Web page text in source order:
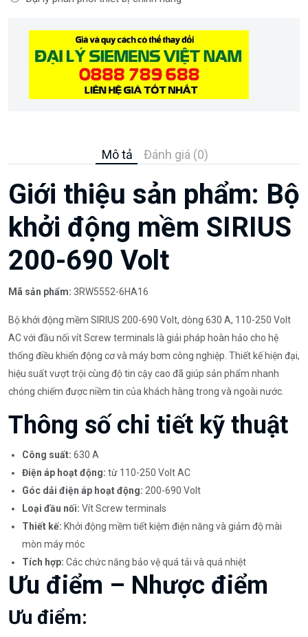
Mô tả Đánh giá (0)
Giới thiệu sản phẩm: Bộ
khởi động mềm SIRIUS
200-690 Volt
Mã sản phẩm: 3RW5552-6HA16
Bộ khởi động mềm SIRIUS 200-690 Volt, dòng 630 A, 110-250 Volt
AC với đầu nối vít Screw terminals là giải pháp hoàn hảo cho hệ
thống điều khiển động cơ và máy bơm công nghiệp. Thiết kế hiện đại,
hiệu suất vượt trội cùng độ tin cậy cao đã giúp sản phẩm nhanh
chóng chiếm được niềm tin của khách hàng trong và ngoài nước.
Thông số chi tiết kỹ thuật
Công suất: 630 A
Điện áp hoạt động: từ 110-250 Volt AC
Góc dải điện áp hoạt động: 200-690 Volt
Loại đầu nối: Vít Screw terminals
Thiết kế: Khởi động mềm tiết kiệm điện năng và giảm độ mài
mòn máy móc
Tích hợp: Các chức năng bảo vệ quá tải và quá nhiệt
Ưu điểm – Nhược điểm
Ưu điểm: